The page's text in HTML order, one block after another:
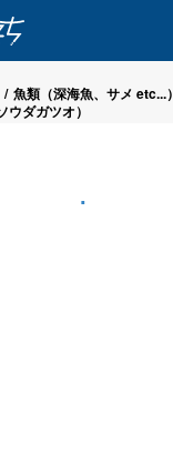
/ 魚類（深海魚、サメ etc...）
ダガツオ）